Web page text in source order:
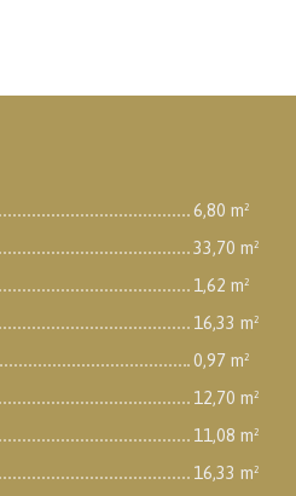
6,80 m²
33,70 m²
1,62 m²
16,33 m²
0,97 m²
12,70 m²
11,08 m²
16,33 m²